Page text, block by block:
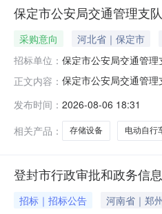
保定市公安局交通管理支
采购意向 河北省｜保定市
招标单位： 保定市公安局交通管理
正文内容： 保定市公安局交通管
设备采购项目预算金
台服务器、存储设备。
发布时间： 2026-08-06 18:31
相关产品：
存储设备 电动自行
登封市行政审批和政务信
招标｜招标公告 河南省｜郑